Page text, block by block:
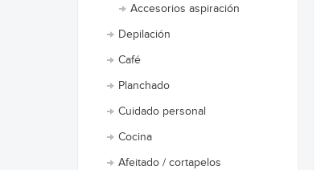
Accesorios aspiración
Depilación
Café
Planchado
Cuidado personal
Cocina
Afeitado / cortapelos